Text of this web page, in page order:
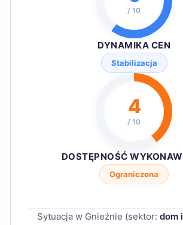
/ 10
DYNAMIKA CEN
Stabilizacja
4
/ 10
DOSTĘPNOŚĆ
Ograniczona
Sytuacja w Gnieźnie (sektor: dom